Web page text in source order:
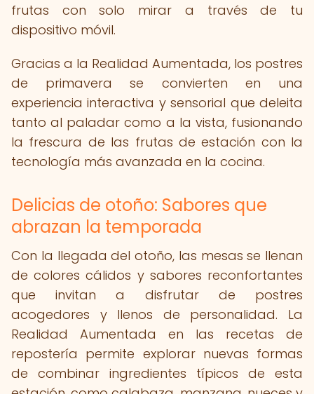
frutas con solo mirar a través de tu
dispositivo móvil.
Gracias a la Realidad Aumentada, los postres
de primavera se convierten en una
experiencia interactiva y sensorial que deleita
tanto al paladar como a la vista, fusionando
la frescura de las frutas de estación con la
tecnología más avanzada en la cocina.
Delicias de otoño: Sabores que
abrazan la temporada
Con la llegada del otoño, las mesas se llenan
de colores cálidos y sabores reconfortantes
que invitan a disfrutar de postres
acogedores y llenos de personalidad. La
Realidad Aumentada en las recetas de
repostería permite explorar nuevas formas
de combinar ingredientes típicos de esta